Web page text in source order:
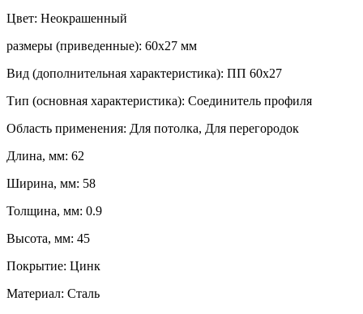
Цвет: Неокрашенный
размеры (приведенные): 60х27 мм
Вид (дополнительная характеристика): ПП 60х27
Тип (основная характеристика): Соединитель профиля
Область применения: Для потолка, Для перегородок
Длина, мм: 62
Ширина, мм: 58
Толщина, мм: 0.9
Высота, мм: 45
Покрытие: Цинк
Материал: Сталь